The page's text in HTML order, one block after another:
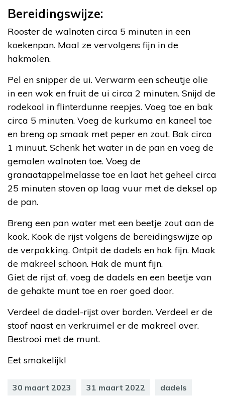
Bereidingswijze:
Rooster de walnoten circa 5 minuten in een
koekenpan. Maal ze vervolgens fijn in de
hakmolen.
Pel en snipper de ui. Verwarm een scheutje olie
in een wok en fruit de ui circa 2 minuten. Snijd de
rodekool in flinterdunne reepjes. Voeg toe en bak
circa 5 minuten. Voeg de kurkuma en kaneel toe
en breng op smaak met peper en zout. Bak circa
1 minuut. Schenk het water in de pan en voeg de
gemalen walnoten toe. Voeg de
granaatappelmelasse toe en laat het geheel circa
25 minuten stoven op laag vuur met de deksel op
de pan.
Breng een pan water met een beetje zout aan de
kook. Kook de rijst volgens de bereidingswijze op
de verpakking. Ontpit de dadels en hak fijn. Maak
de makreel schoon. Hak de munt fijn.
Giet de rijst af, voeg de dadels en een beetje van
de gehakte munt toe en roer goed door.
Verdeel de dadel-rijst over borden. Verdeel er de
stoof naast en verkruimel er de makreel over.
Bestrooi met de munt.
Eet smakelijk!
30 maart 2023 31 maart 2022 dadels